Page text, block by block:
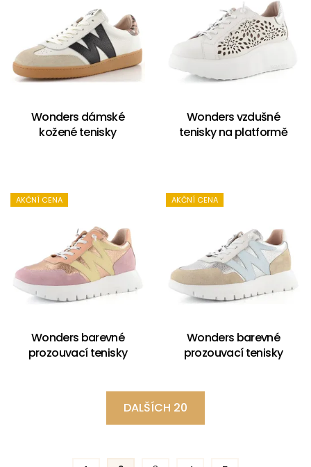
Wonders dámské
kožené tenisky
Wonders vzdušné
tenisky na platformě
AKČNÍ CENA
Wonders barevné
prozouvací tenisky
AKČNÍ CENA
Wonders barevné
prozouvací tenisky
DALŠÍCH 20